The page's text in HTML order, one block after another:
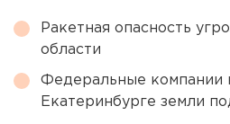
Ракетная опасность
области
Федеральные компании
Екатеринбурге земли